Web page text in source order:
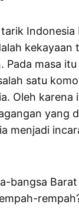
Indonesia
kekayaan
Pada masa
satu
Oleh karena
yang
menjadi
bangsa